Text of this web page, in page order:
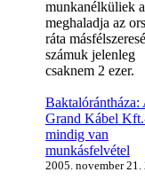
munkanélküliek
meghaladja az
ráta
számuk jelenleg
csaknem 2 ezer.
Baktalórántháza:
Grand Kábel
mindig van
munkásfelvétel
2005. november 21.